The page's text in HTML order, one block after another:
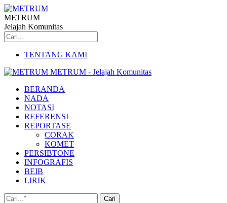
METRUM
Jelajah Komunitas
TENTANG KAMI
METRUM - Jelajah Komunitas
BERANDA
NADA
NOTASI
REFERENSI
REPORTASE
CORAK
KOMET
PERSIBTONE
INFOGRAFIS
BEIB
LIRIK